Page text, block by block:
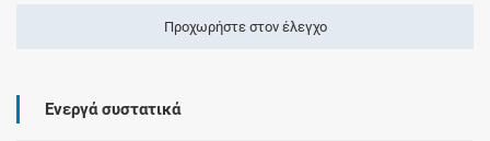
Προχωρήστε στον έλεγχο
Ενεργά συστατικά